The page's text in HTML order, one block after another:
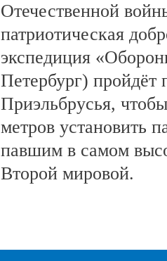
Отечественной
патриотическая
экспедиция
Петербург) пройдёт
Приэльбрусья,
метров установить
павшим в самом
Второй мировой.